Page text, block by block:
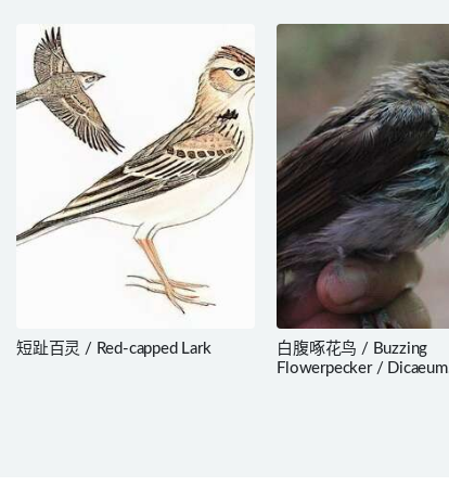
短趾百灵 / Red-capped Lark
白腹啄花鸟 / Buzzing
Flowerpecker / Dicaeum